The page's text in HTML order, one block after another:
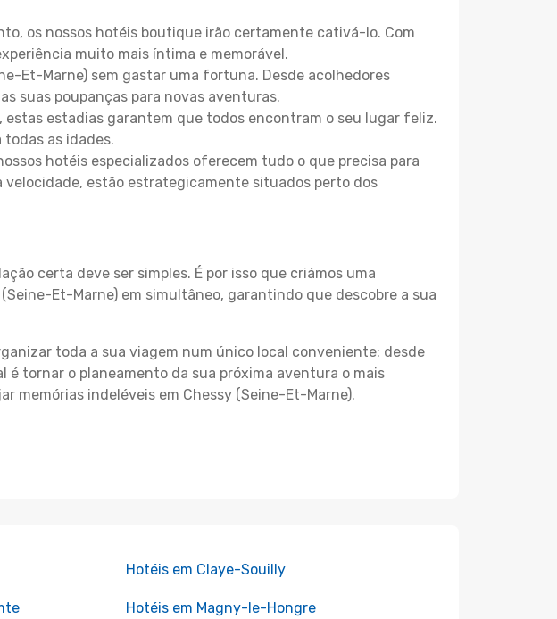
os nossos hotéis boutique irão certamente cativá-lo. Com
muito mais íntima e memorável.
Et-Marne) sem gastar uma fortuna. Desde acolhedores
suas poupanças para novas aventuras.
estas estadias garantem que todos encontram o seu lugar feliz.
as idades.
hotéis especializados oferecem tudo o que precisa para
estão estrategicamente situados perto dos
certa deve ser simples. É por isso que criámos uma
Et-Marne) em simultâneo, garantindo que descobre a sua
toda a sua viagem num único local conveniente: desde
é tornar o planeamento da sua próxima aventura o mais
memórias indeléveis em Chessy (Seine-Et-Marne).
Hotéis em Claye-Souilly
Hotéis em Magny-le-Hongre